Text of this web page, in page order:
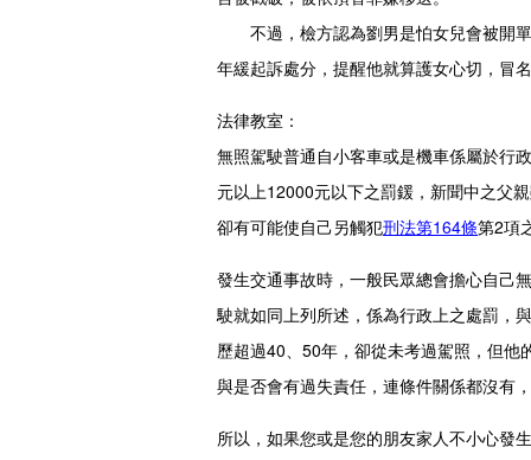
不過，檢方認為劉男是怕女兒會被開單
年緩起訴處分，提醒他就算護女心切，冒
法律教室：
無照駕駛普通自小客車或是機車係屬於行
元以上12000元以下之罰鍰，新聞中之父
卻有可能使自己另觸犯刑法第164條第2項
發生交通事故時，一般民眾總會擔心自己
駛就如同上列所述，係為行政上之處罰，
歷超過40、50年，卻從未考過駕照，但
與是否會有過失責任，連條件關係都沒有
所以，如果您或是您的朋友家人不小心發